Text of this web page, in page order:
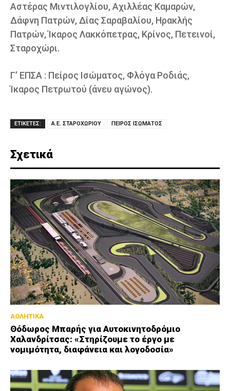
Αστέρας Μιντιλογλίου, Αχιλλέας Καμαρών,
Δάφνη Πατρών, Δίας Σαραβαλίου, Ηρακλής
Πατρών, Ίκαρος Λακκόπετρας, Κρίνος, Πετεινοί,
Σταροχώρι.
Γ’ ΕΠΣΑ : Πείρος Ισώματος, Φλόγα Ροδιάς,
Ίκαρος Πετρωτού (άνευ αγώνος).
ΕΤΙΚΕΤΕΣ: Α.Ε. ΣΤΑΡΟΧΩΡΙΟΥ ΠΕΙΡΟΣ ΙΣΩΜΑΤΟΣ
Σχετικά
ΑΘΛΗΤΙΚΑ
Θόδωρος Μπαρής για Αυτοκινητοδρόμιο
Χαλανδρίτσας: «Στηρίζουμε το έργο με
νομιμότητα, διαφάνεια και λογοδοσία»